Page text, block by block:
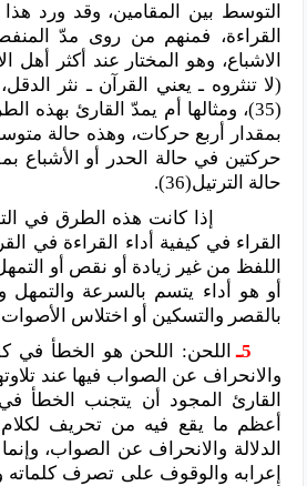
التوسط بين المقامين، وقد ورد
القراءة، فمنهم من روى مدّ
الاشباع، وهو المختار عند أكثر أهل
(لا تنثروه ـ يعني القرآن ـ نثر
(35)، ومثالها أم يمدّ القارئ بهذه
بمقدار أربع حركات، وهذه حالة
حركتين في حالة الحدر أو
حالة الترتيل(36).
إذا كانت هذه الطرق في
القراء في كيفية أداء القراءة في
اللفظ من غير زيادة أو نقص أو
أو هو أداء يتسم بالسرعة
بالقصر والتسكين أو اختلاس الأصوات
اللحن: اللحن هو الخطأ في
والانحراف عن الصواب فيها عند
القارئ المجود أن يتجنب الخطأ
أعظم ما يقع فيه من تحريف لكلام
الدلالة والانحراف عن الصواب،
إعرابه والوقوف على تصرف كلماته